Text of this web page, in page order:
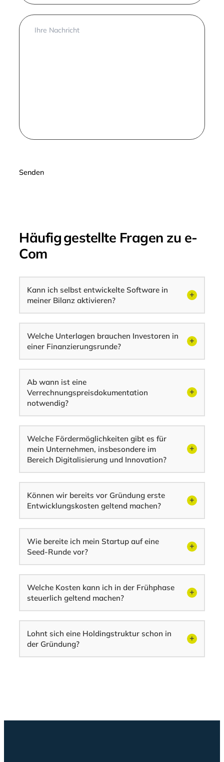
Senden
Häufig gestellte Fragen zu e-
Com
Kann ich selbst entwickelte Software in
meiner Bilanz aktivieren?
Welche Unterlagen brauchen Investoren in
einer Finanzierungsrunde?
Ab wann ist eine
Verrechnungspreisdokumentation
notwendig?
Welche Fördermöglichkeiten gibt es für
mein Unternehmen, insbesondere im
Bereich Digitalisierung und Innovation?
Können wir bereits vor Gründung erste
Entwicklungskosten geltend machen?
Wie bereite ich mein Startup auf eine
Seed-Runde vor?
Welche Kosten kann ich in der Frühphase
steuerlich geltend machen?
Lohnt sich eine Holdingstruktur schon in
der Gründung?